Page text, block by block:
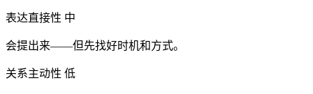
表达直接性 中
会提出来——但先找好时机和方式。
关系主动性 低